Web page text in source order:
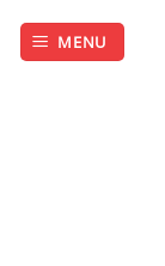
MENU